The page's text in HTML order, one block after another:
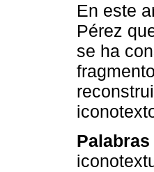
En este
Pérez
se ha